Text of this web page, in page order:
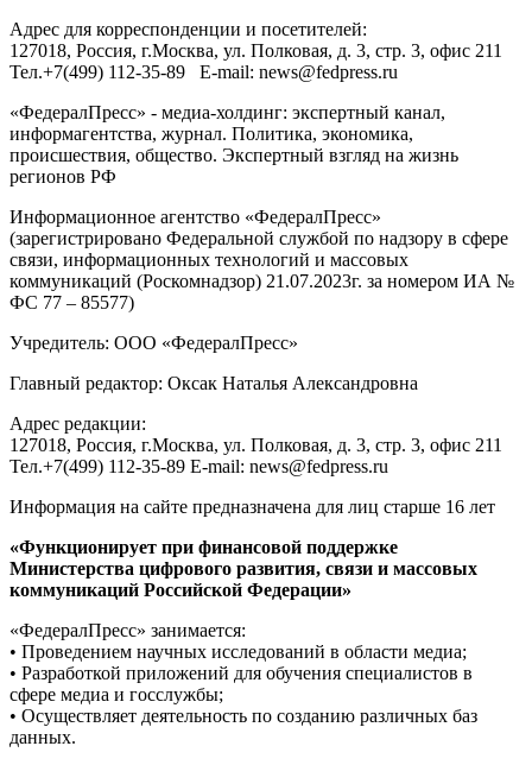
Адрес для корреспонденции и посетителей:
127018, Россия, г.Москва, ул. Полковая, д. 3, стр. 3, офис 211
Тел.+7(499) 112-35-89 E-mail: news@fedpress.ru
«ФедералПресс» - медиа-холдинг: экспертный канал,
информагентства, журнал. Политика, экономика,
происшествия, общество. Экспертный взгляд на жизнь
регионов РФ
Информационное агентство «ФедералПресс»
(зарегистрировано Федеральной службой по надзору в сфере
связи, информационных технологий и массовых
коммуникаций (Роскомнадзор) 21.07.2023г. за номером ИА №
ФС 77 – 85577)
Учредитель: ООО «ФедералПресс»
Главный редактор: Оксак Наталья Александровна
Адрес редакции:
127018, Россия, г.Москва, ул. Полковая, д. 3, стр. 3, офис 211
Тел.+7(499) 112-35-89 E-mail: news@fedpress.ru
Информация на сайте предназначена для лиц старше 16 лет
«Функционирует при финансовой поддержке
Министерства цифрового развития, связи и массовых
коммуникаций Российской Федерации»
«ФедералПресс» занимается:
• Проведением научных исследований в области медиа;
• Разработкой приложений для обучения специалистов в
сфере медиа и госслужбы;
• Осуществляет деятельность по созданию различных баз
данных.